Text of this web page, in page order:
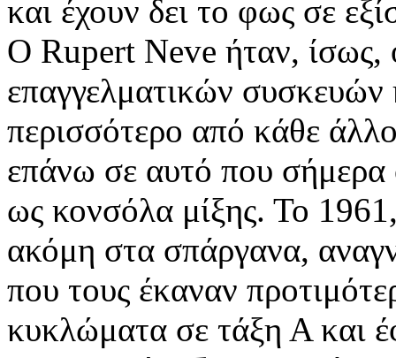
και έχουν δει το φως σε
O Rupert Neve ήταν, ίσως,
επαγγελματικών συσκευών
περισσότερο από κάθε
επάνω σε αυτό που σήμερα
ως κονσόλα μίξης. Το
ακόμη στα σπάργανα,
που τους έκαναν
κυκλώματα σε τάξη Α και